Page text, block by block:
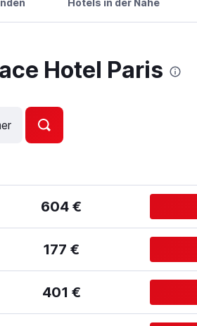
Hotel Paris
604 €
177 €
401 €